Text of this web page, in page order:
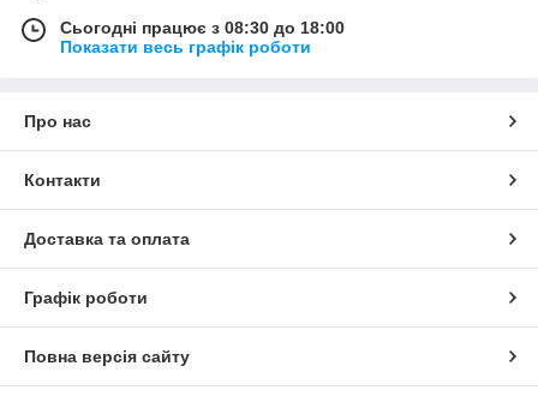
Сьогодні працює з 08:30 до 18:00
Показати весь графік роботи
Про нас
Контакти
Доставка та оплата
Графік роботи
Повна версія сайту